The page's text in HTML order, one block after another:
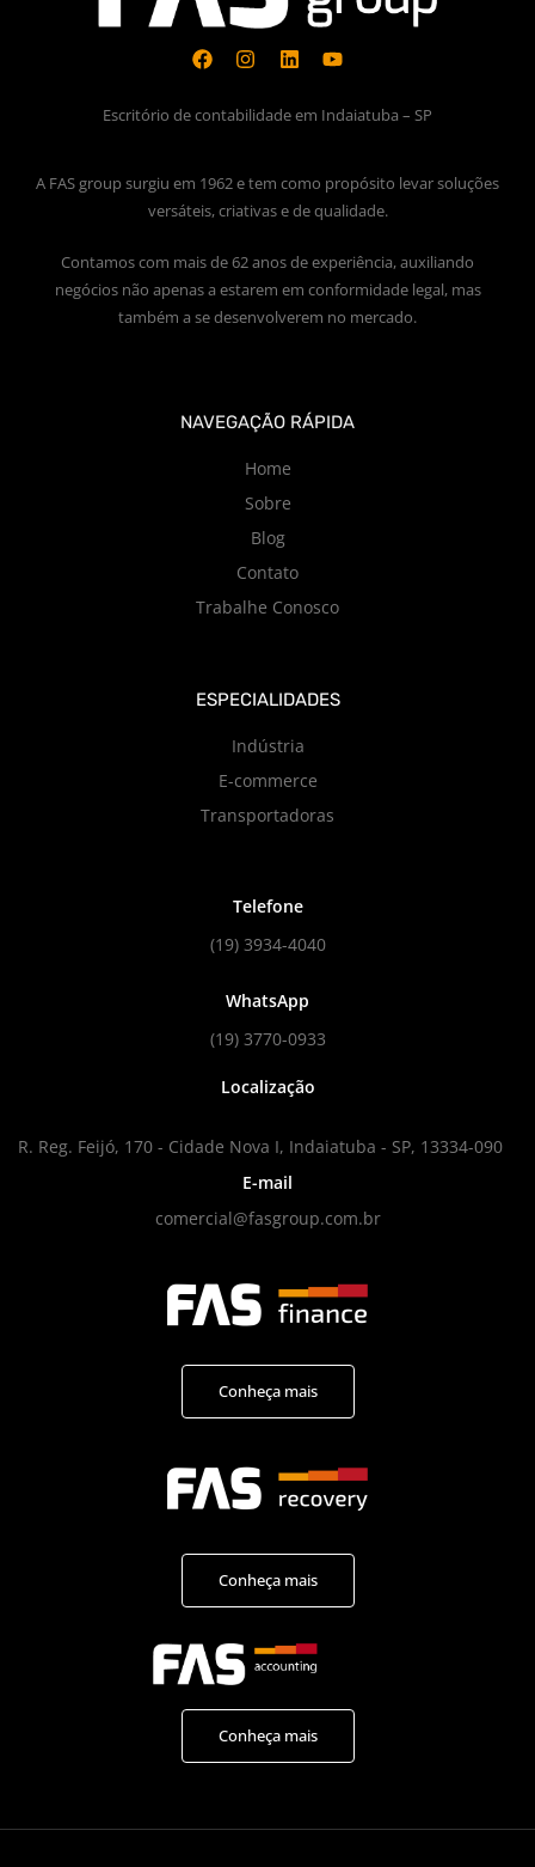
Escritório de contabilidade em Indaiatuba – SP
A FAS group surgiu em 1962 e tem como propósito levar soluções
versáteis, criativas e de qualidade.
Contamos com mais de 62 anos de experiência, auxiliando
negócios não apenas a estarem em conformidade legal, mas
também a se desenvolverem no mercado.
NAVEGAÇÃO RÁPIDA
Home
Sobre
Blog
Contato
Trabalhe Conosco
ESPECIALIDADES
Indústria
E-commerce
Transportadoras
Telefone
(19) 3934-4040
WhatsApp
(19) 3770-0933
Localização
R. Reg. Feijó, 170 - Cidade Nova I, Indaiatuba - SP, 13334-090
E-mail
comercial@fasgroup.com.br
Conheça mais
Conheça mais
Conheça mais